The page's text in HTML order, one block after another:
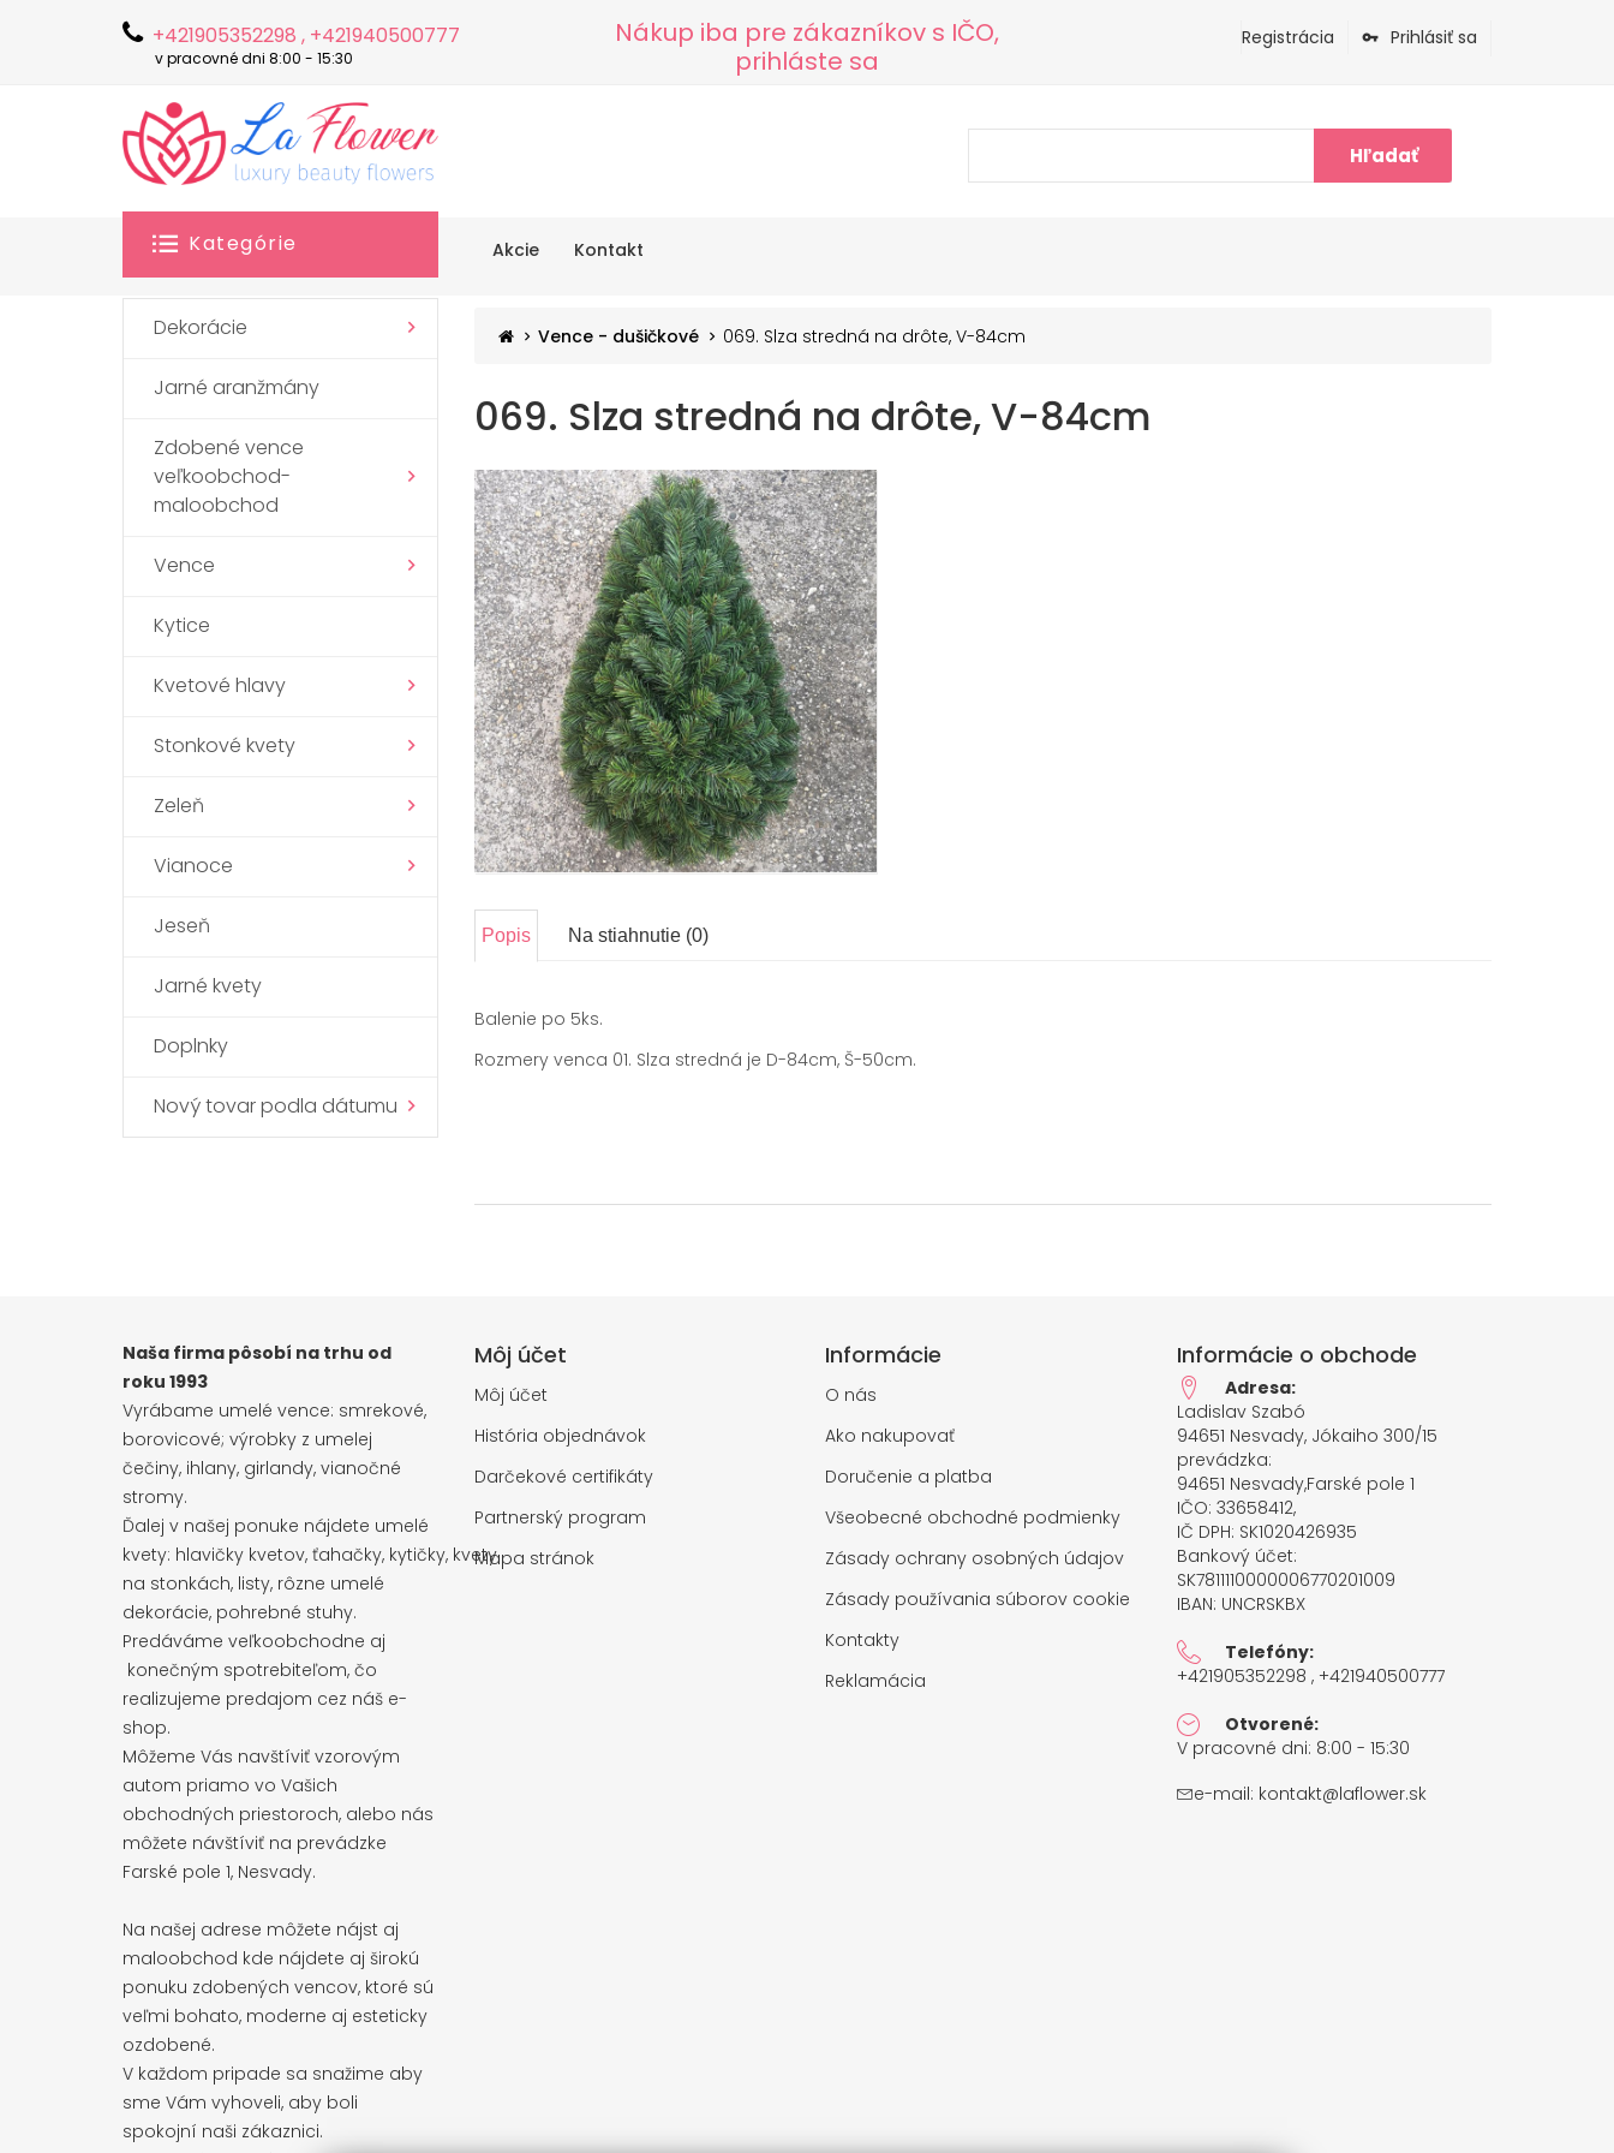
+421905352298 , +421940500777
v pracovné dni 8:00 - 15:30
Nákup iba pre zákazníkov s IČO,
prihláste sa
Registrácia Prihlásiť sa
Hľadať
Kategórie Akcie Kontakt
Dekorácie
Jarné aranžmány
Zdobené vence
veľkoobchod-
maloobchod
Vence
Kytice
Kvetové hlavy
Stonkové kvety
Zeleň
Vianoce
Jeseň
Jarné kvety
Doplnky
Nový tovar podla dátumu
Vence - dušičkové 069. Slza stredná na drôte, V-84cm
069. Slza stredná na drôte, V-84cm
Popis Na stiahnutie (0)
Balenie po 5ks.
Rozmery venca 01. Slza stredná je D-84cm, Š-50cm.
Naša firma pôsobí na trhu od
roku 1993
Vyrábame umelé vence: smrekové,
borovicové; výrobky z umelej
čečiny, ihlany, girlandy, vianočné
stromy.
Ďalej v našej ponuke nájdete umelé
kvety: hlavičky kvetov, ťahačky, kytičky, kvety
na stonkách, listy, rôzne umelé
dekorácie, pohrebné stuhy.
Predáváme veľkoobchodne aj
konečným spotrebiteľom, čo
realizujeme predajom cez náš e-
shop.
Môžeme Vás navštíviť vzorovým
autom priamo vo Vašich
obchodných priestoroch, alebo nás
môžete návštíviť na prevádzke
Farské pole 1, Nesvady.
Na našej adrese môžete nájst aj
maloobchod kde nájdete aj širokú
ponuku zdobených vencov, ktoré sú
veľmi bohato, moderne aj esteticky
ozdobené.
V každom pripade sa snažime aby
sme Vám vyhoveli, aby boli
spokojní naši zákaznici.
Môj účet
Môj účet
História objednávok
Darčekové certifikáty
Partnerský program
Mapa stránok
Informácie
O nás
Ako nakupovať
Doručenie a platba
Všeobecné obchodné podmienky
Zásady ochrany osobných údajov
Zásady používania súborov cookie
Kontakty
Reklamácia
Informácie o obchode
Adresa:
Ladislav Szabó
94651 Nesvady, Jókaiho 300/15
prevádzka:
94651 Nesvady,Farské pole 1
IČO: 33658412,
IČ DPH: SK1020426935
Bankový účet:
SK7811110000006770201009
IBAN: UNCRSKBX
Telefóny:
+421905352298 , +421940500777
Otvorené:
V pracovné dni: 8:00 - 15:30
e-mail: kontakt@laflower.sk